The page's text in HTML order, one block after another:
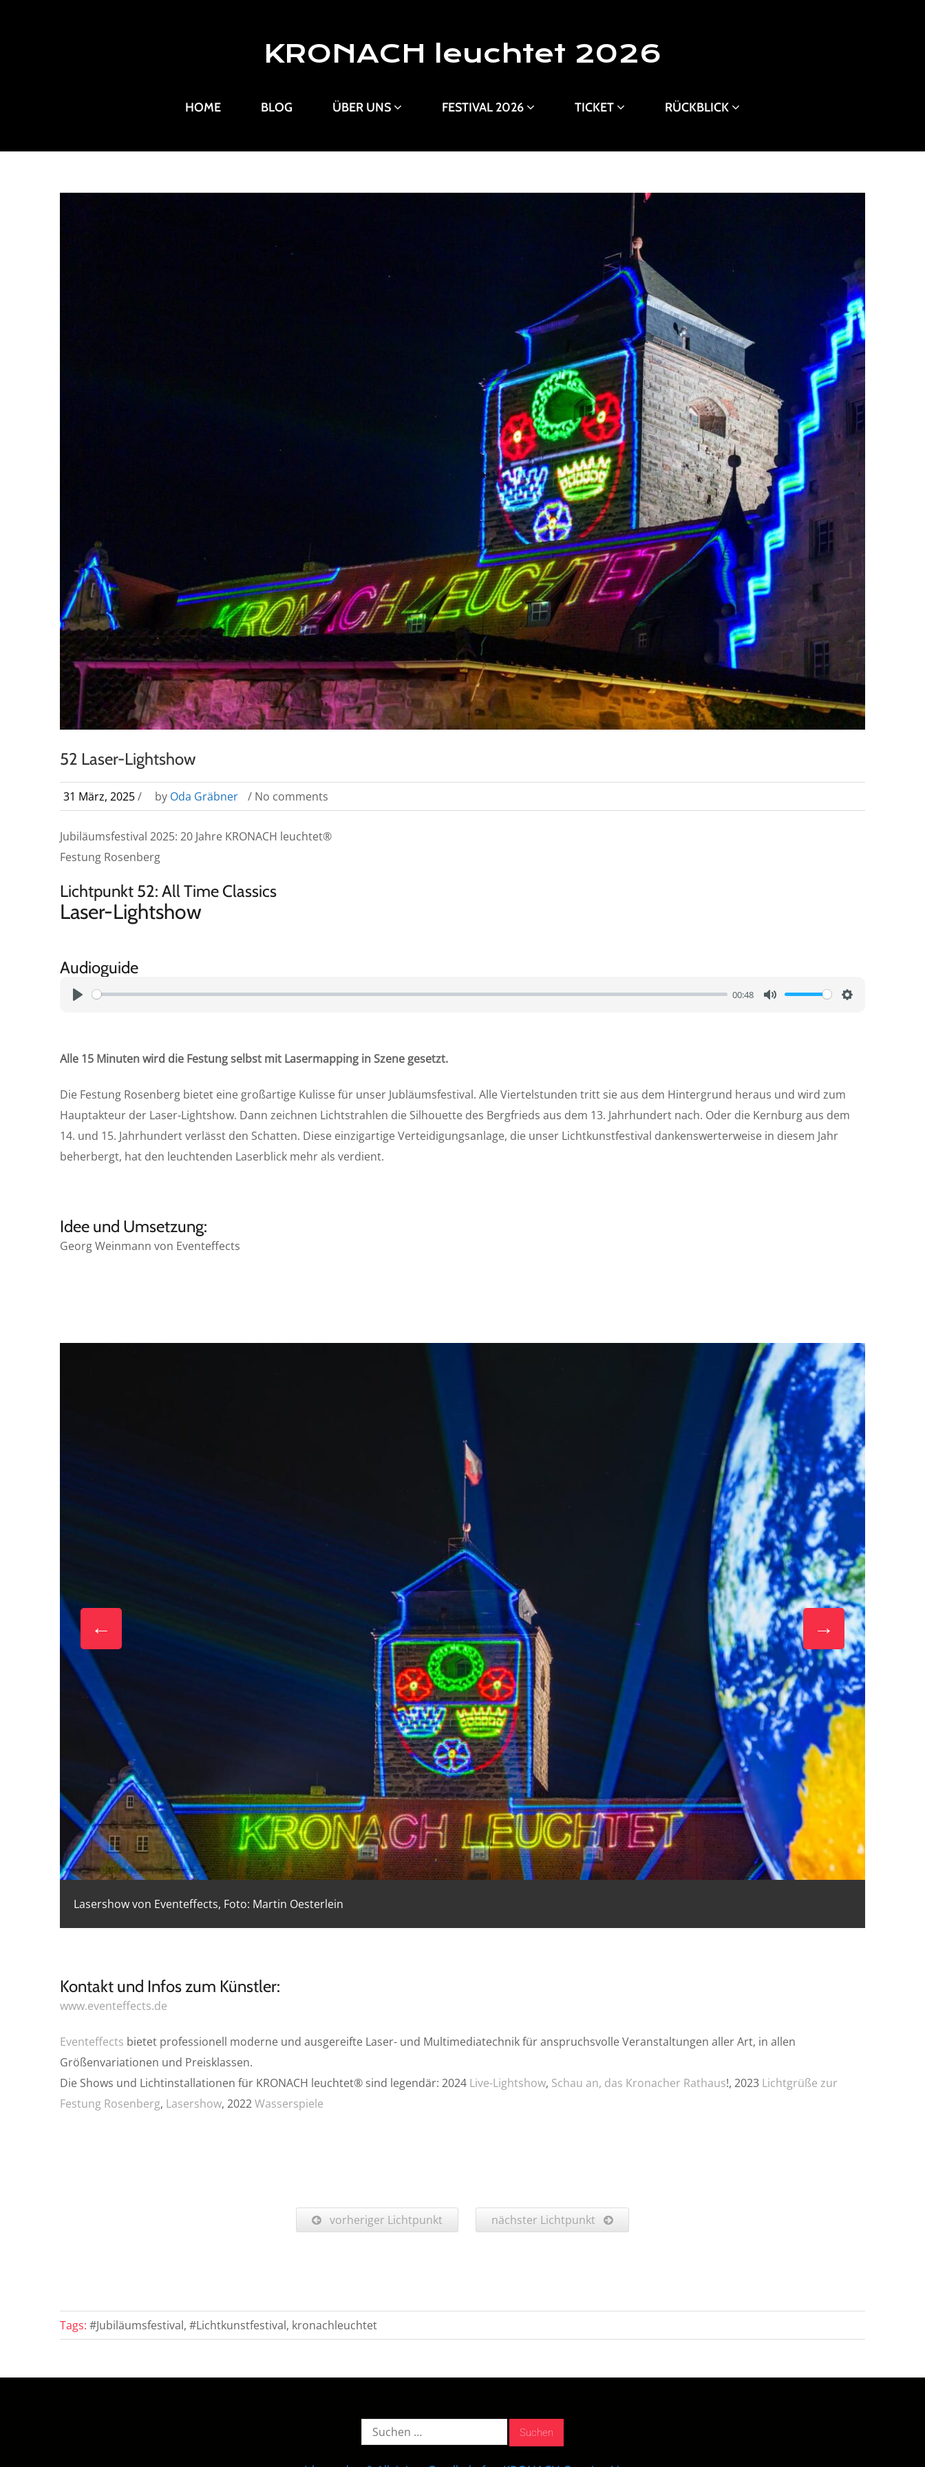
KRONACH leuchtet 2026
HOME BLOG ÜBER UNS FESTIVAL 2026 TICKET RÜCKBLICK
52 Laser-Lightshow
31 März, 2025/ by Oda Gräbner / No comments
Jubiläumsfestival 2025: 20 Jahre KRONACH leuchtet®
Festung Rosenberg
Lichtpunkt 52: All Time Classics
Laser-Lightshow
Audioguide
y
00:48
g
Alle 15 Minuten wird die Festung selbst mit Lasermapping in Szene gesetzt.
Die Festung Rosenberg bietet eine großartige Kulisse für unser Jubläumsfestival. Alle Viertelstunden tritt sie aus dem Hintergrund heraus und wird zum
Hauptakteur der Laser-Lightshow. Dann zeichnen Lichtstrahlen die Silhouette des Bergfrieds aus dem 13. Jahrhundert nach. Oder die Kernburg aus dem
14. und 15. Jahrhundert verlässt den Schatten. Diese einzigartige Verteidigungsanlage, die unser Lichtkunstfestival dankenswerterweise in diesem Jahr
beherbergt, hat den leuchtenden Laserblick mehr als verdient.
Idee und Umsetzung:
Georg Weinmann von Eventeffects
Lasershow von Eventeffects, Foto: Martin Oesterlein
Kontakt und Infos zum Künstler:
www.eventeffects.de
Eventeffects bietet professionell moderne und ausgereifte Laser- und Multimediatechnik für anspruchsvolle Veranstaltungen aller Art, in allen
Größenvariationen und Preisklassen.
Die Shows und Lichtinstallationen für KRONACH leuchtet® sind legendär: 2024 Live-Lightshow, Schau an, das Kronacher Rathaus!, 2023 Lichtgrüße zur
Festung Rosenberg, Lasershow, 2022Wasserspiele
vorheriger Lichtpunkt nächster Lichtpunkt
Tags: #Jubiläumsfestival, #Lichtkunstfestival, kronachleuchtet
Suche